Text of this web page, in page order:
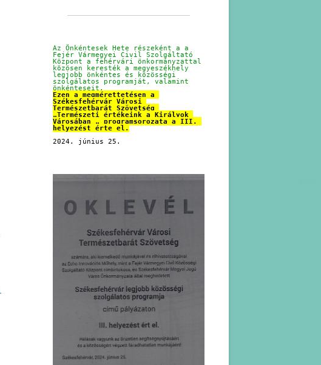
Az Önkéntesek Hete részeként a a
Fejér Vármegyei Civil Szolgáltató
Központ a fehérvári önkormányzattal
közösen keresték a megyeszékhely
legjobb önkéntes és közösségi
szolgálatos programját, valamint
önkénteseit.
Ezen a megmérettetésen a
Székesfehérvár Városi
Természetbarát Szövetség
„Természeti értékeink a Királyok
Városában „ programsorozata a III.
helyezést érte el.
2024. június 25.